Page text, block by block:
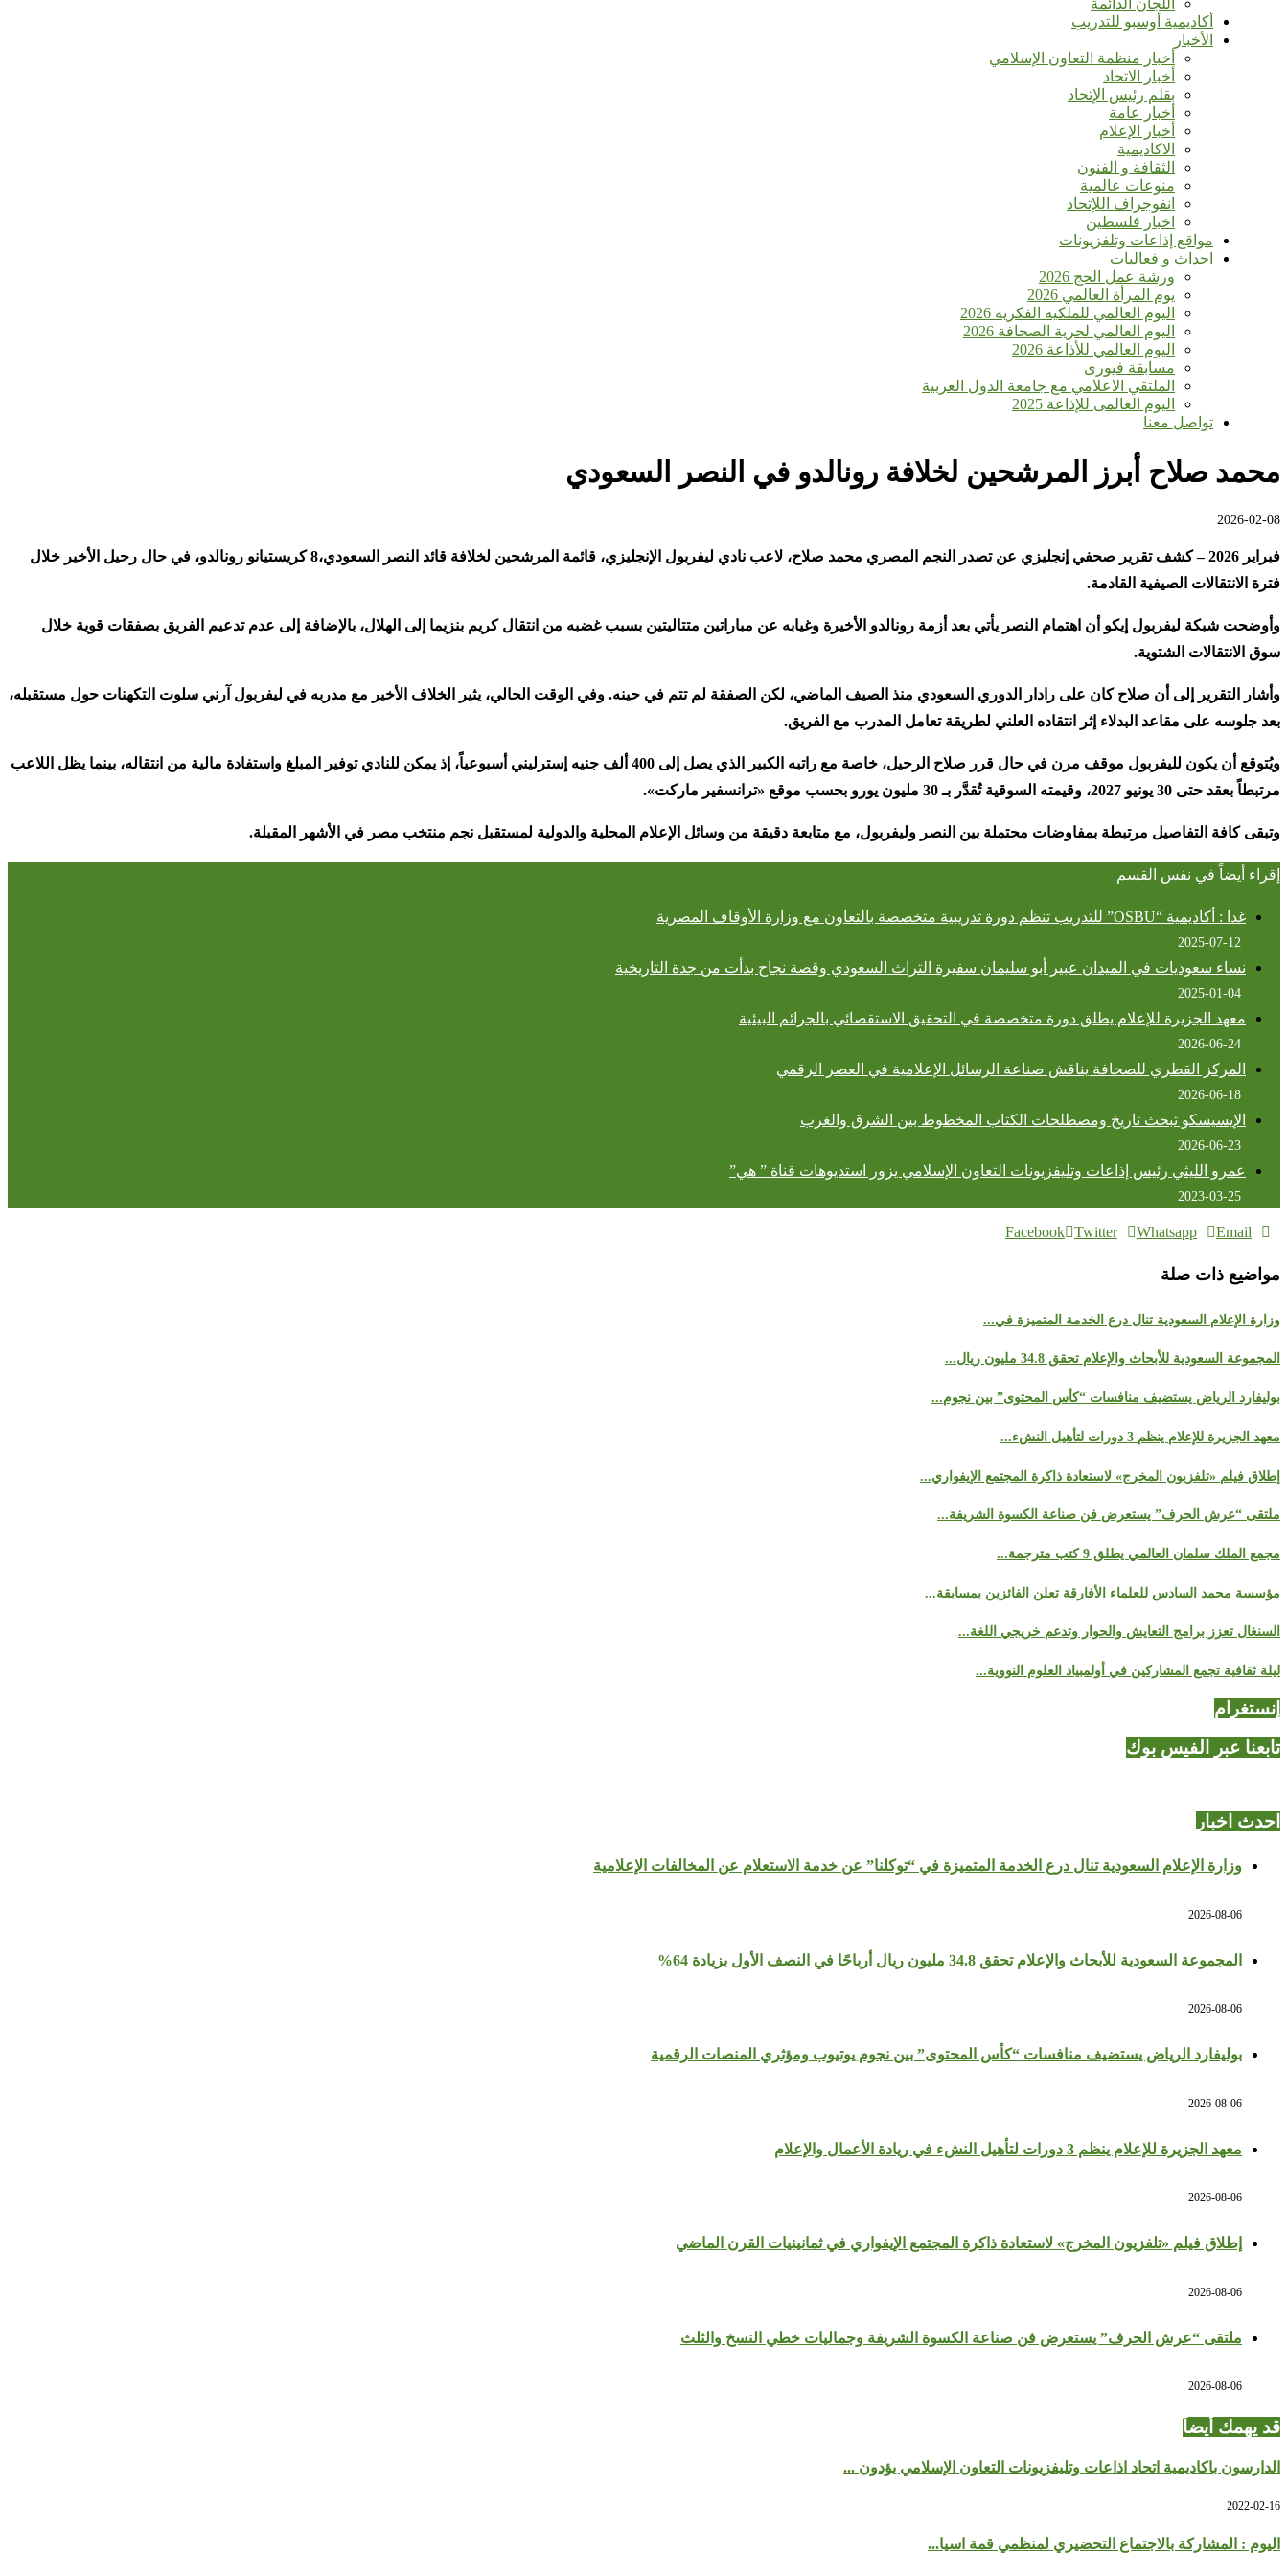
اللجان الدائمة
أكاديمية أوسبو للتدريب
الأخبار
أخبار منظمة التعاون الإسلامي
أخبار الاتحاد
بقلم رئيس الإتحاد
أخبار عامة
أخبار الإعلام
الاكاديمية
الثقافة و الفنون
منوعات عالمية
انفوجراف اللإتحاد
اخبار فلسطين
مواقع إذاعات وتلفزيونات
احداث و فعاليات
ورشة عمل الحج 2026
يوم المرأة العالمي 2026
اليوم العالمي للملكية الفكرية 2026
اليوم العالمي لحرية الصحافة 2026
اليوم العالمي للأذاعة 2026
مسابقة فيورى
الملتقي الاعلامي مع جامعة الدول العربية
اليوم العالمى للإذاعة 2025
تواصل معنا
محمد صلاح أبرز المرشحين لخلافة رونالدو في النصر السعودي
2026-02-08
فبراير 2026 – كشف تقرير صحفي إنجليزي عن تصدر النجم المصري محمد صلاح، لاعب نادي ليفربول الإنجليزي، قائمة المرشحين لخلافة قائد النصر السعودي،8 كريستيانو رونالدو، في حال رحيل الأخير خلال
فترة الانتقالات الصيفية القادمة.
وأوضحت شبكة ليفربول إيكو أن اهتمام النصر يأتي بعد أزمة رونالدو الأخيرة وغيابه عن مباراتين متتاليتين بسبب غضبه من انتقال كريم بنزيما إلى الهلال، بالإضافة إلى عدم تدعيم الفريق بصفقات قوية خلال
سوق الانتقالات الشتوية.
وأشار التقرير إلى أن صلاح كان على رادار الدوري السعودي منذ الصيف الماضي، لكن الصفقة لم تتم في حينه. وفي الوقت الحالي، يثير الخلاف الأخير مع مدربه في ليفربول آرني سلوت التكهنات حول مستقبله،
بعد جلوسه على مقاعد البدلاء إثر انتقاده العلني لطريقة تعامل المدرب مع الفريق.
ويُتوقع أن يكون لليفربول موقف مرن في حال قرر صلاح الرحيل، خاصة مع راتبه الكبير الذي يصل إلى 400 ألف جنيه إسترليني أسبوعياً، إذ يمكن للنادي توفير المبلغ واستفادة مالية من انتقاله، بينما يظل اللاعب
مرتبطاً بعقد حتى 30 يونيو 2027، وقيمته السوقية تُقدَّر بـ 30 مليون يورو بحسب موقع «ترانسفير ماركت».
وتبقى كافة التفاصيل مرتبطة بمفاوضات محتملة بين النصر وليفربول، مع متابعة دقيقة من وسائل الإعلام المحلية والدولية لمستقبل نجم منتخب مصر في الأشهر المقبلة.
إقراء أيضاً في نفس القسم
غدا : أكاديمية “OSBU” للتدريب تنظم دورة تدريبية متخصصة بالتعاون مع وزارة الأوقاف المصرية
2025-07-12
نساء سعوديات في الميدان عبير أبو سليمان سفيرة التراث السعودي وقصة نجاح بدأت من جدة التاريخية
2025-01-04
معهد الجزيرة للإعلام يطلق دورة متخصصة في التحقيق الاستقصائي بالجرائم البيئية
2026-06-24
المركز القطري للصحافة يناقش صناعة الرسائل الإعلامية في العصر الرقمي
2026-06-18
الإيسيسكو تبحث تاريخ ومصطلحات الكتاب المخطوط بين الشرق والغرب
2026-06-23
عمرو الليثي رئيس إذاعات وتليفزيونات التعاون الإسلامي يزور استديوهات قناة ” هي”
2023-03-25
Facebook Twitter Whatsapp Email
مواضيع ذات صلة
وزارة الإعلام السعودية تنال درع الخدمة المتميزة في...
المجموعة السعودية للأبحاث والإعلام تحقق 34.8 مليون ريال...
بوليفارد الرياض يستضيف منافسات “كأس المحتوى” بين نجوم...
معهد الجزيرة للإعلام ينظم 3 دورات لتأهيل النشء...
إطلاق فيلم «تلفزيون المخرج» لاستعادة ذاكرة المجتمع الإيفواري...
ملتقى “عرش الحرف” يستعرض فن صناعة الكسوة الشريفة...
مجمع الملك سلمان العالمي يطلق 9 كتب مترجمة...
مؤسسة محمد السادس للعلماء الأفارقة تعلن الفائزين بمسابقة...
السنغال تعزز برامج التعايش والحوار وتدعم خريجي اللغة...
ليلة ثقافية تجمع المشاركين في أولمبياد العلوم النووية...
إنستغرام
تابعنا عبر الفيس بوك
احدث اخبار
وزارة الإعلام السعودية تنال درع الخدمة المتميزة في “توكلنا” عن خدمة الاستعلام عن المخالفات الإعلامية
2026-08-06
المجموعة السعودية للأبحاث والإعلام تحقق 34.8 مليون ريال أرباحًا في النصف الأول بزيادة 64%
2026-08-06
بوليفارد الرياض يستضيف منافسات “كأس المحتوى” بين نجوم يوتيوب ومؤثري المنصات الرقمية
2026-08-06
معهد الجزيرة للإعلام ينظم 3 دورات لتأهيل النشء في ريادة الأعمال والإعلام
2026-08-06
إطلاق فيلم «تلفزيون المخرج» لاستعادة ذاكرة المجتمع الإيفواري في ثمانينيات القرن الماضي
2026-08-06
ملتقى “عرش الحرف” يستعرض فن صناعة الكسوة الشريفة وجماليات خطي النسخ والثلث
2026-08-06
قد يهمك أيضاً
الدارسون باكاديمية اتحاد اذاعات وتليفزيونات التعاون الإسلامي يؤدون ...
2022-02-16
اليوم : المشاركة بالاجتماع التحضيري لمنظمي قمة اسيا...